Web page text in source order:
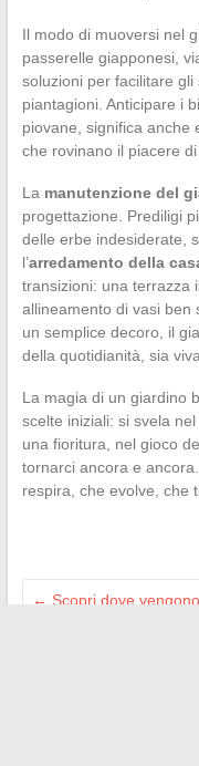
Il modo di muoversi nel
passerelle giapponesi,
soluzioni per facilitare
piantagioni. Anticipare i
piovane, significa anche
che rovinano il piacere di
La manutenzione del
progettazione. Prediligi
delle erbe indesiderate,
l’arredamento della
transizioni: una terrazza
allineamento di vasi ben
un semplice decoro, il
della quotidianità, sia
La magia di un giardino
scelte iniziali: si svela
una fioritura, nel gioco
tornarci ancora e
respira, che evolve, che
← Scopri dove